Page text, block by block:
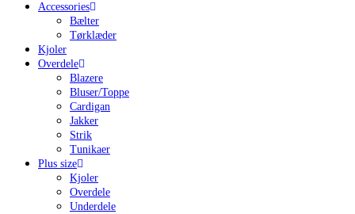
Accessories
Bælter
Tørklæder
Kjoler
Overdele
Blazere
Bluser/Toppe
Cardigan
Jakker
Strik
Tunikaer
Plus size
Kjoler
Overdele
Underdele